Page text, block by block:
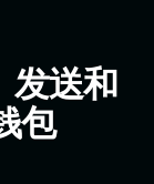
发送和
包